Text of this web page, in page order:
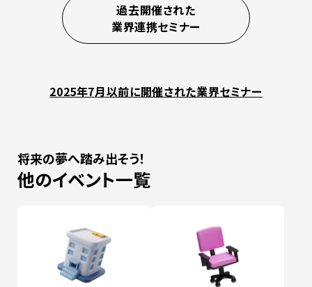
過去開催された
業界連携セミナー
2025年7月以前に開催された業界セミナー
将来の夢へ踏み出そう！
他のイベント一覧